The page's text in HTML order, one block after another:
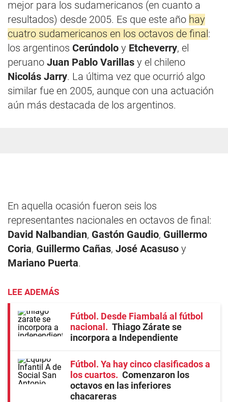
mejor para los sudamericanos (en cuanto a
resultados) desde 2005. Es que este año hay
cuatro sudamericanos en los octavos de final :
los argentinos Cerúndolo y Etcheverry, el
peruano Juan Pablo Varillas y el chileno
Nicolás Jarry. La última vez que ocurrió algo
similar fue en 2005, aunque con una actuación
aún más destacada de los argentinos.
En aquella ocasión fueron seis los
representantes nacionales en octavos de final:
David Nalbandian, Gastón Gaudio, Guillermo
Coria, Guillermo Cañas, José Acasuso y
Mariano Puerta.
LEE ADEMÁS
Fútbol. Desde Fiambalá al fútbol
nacional
Thiago Zárate se
incorpora a Independiente
Fútbol. Ya hay cinco clasificados a
los cuartos
Comenzaron los
octavos en las inferiores
chacareras